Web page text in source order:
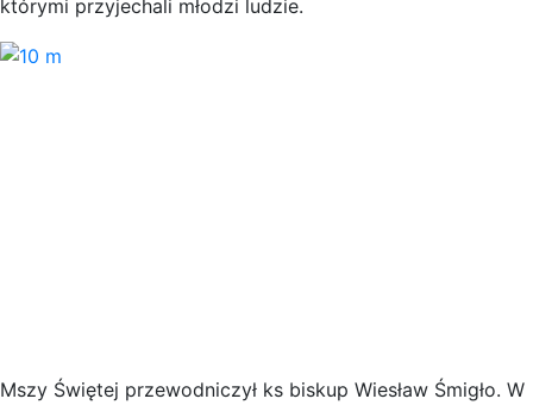
którymi przyjechali młodzi ludzie.
Mszy Świętej przewodniczył ks biskup Wiesław Śmigło. W